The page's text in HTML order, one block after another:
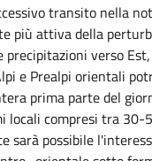
transito nella
più attiva della
precipitazioni verso
e Prealpi orientali
prima parte del
locali compresi tra 30-
sarà possibile